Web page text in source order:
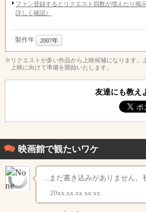
ファン登録するとリクエスト回数が増えたり掲
詳しく確認）
製作年 2007年
※リクエストが多い作品から上映候補になります。
上映に向けて準備を開始いたします。
友達にも教え
映画館で観たいワケ
...まだ書き込みがありません。
20xx.xx.xx xx:xx